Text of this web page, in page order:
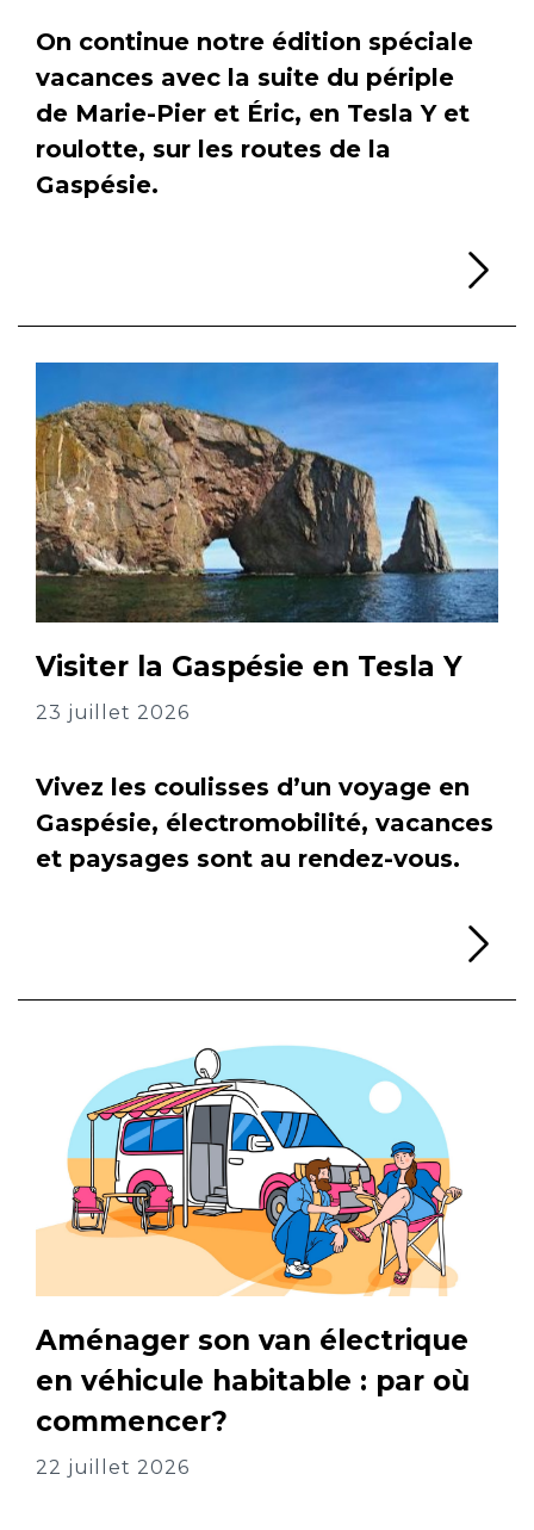
On continue notre édition spéciale
vacances avec la suite du périple
de Marie-Pier et Éric, en Tesla Y et
roulotte, sur les routes de la
Gaspésie.
Visiter la Gaspésie en Tesla Y
23 juillet 2026
Vivez les coulisses d’un voyage en
Gaspésie, électromobilité, vacances
et paysages sont au rendez-vous.
Aménager son van électrique
en véhicule habitable : par où
commencer?
22 juillet 2026